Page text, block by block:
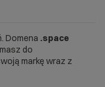
Domena .space
do
markę wraz z